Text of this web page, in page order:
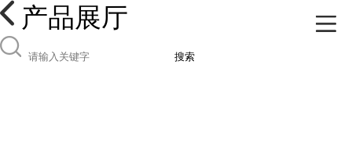
产品展厅
搜索